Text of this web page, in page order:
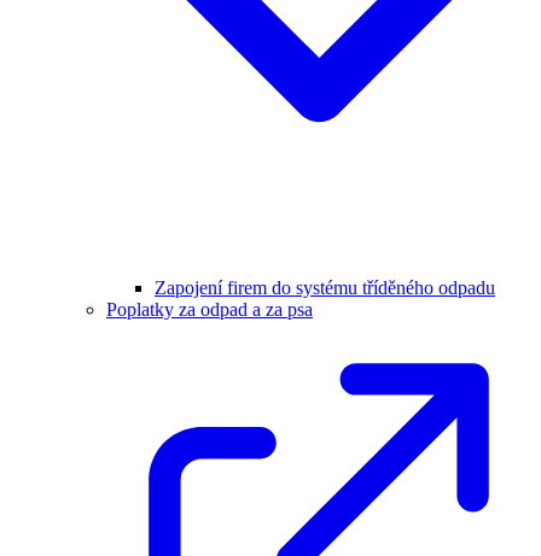
Zapojení firem do systému tříděného odpadu
Poplatky za odpad a za psa